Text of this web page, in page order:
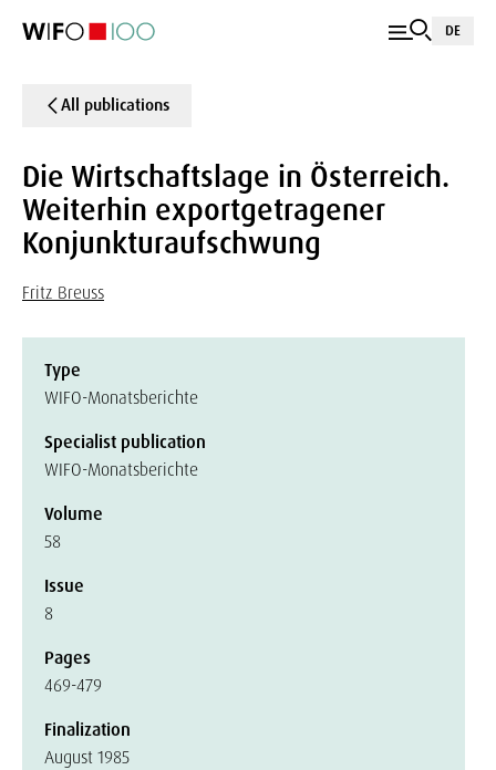
DE
All publications
Die Wirtschaftslage in Österreich.
Weiterhin exportgetragener
Konjunkturaufschwung
Fritz Breuss
Type
WIFO-Monatsberichte
Specialist publication
WIFO-Monatsberichte
Volume
58
Issue
8
Pages
469-479
Finalization
August 1985